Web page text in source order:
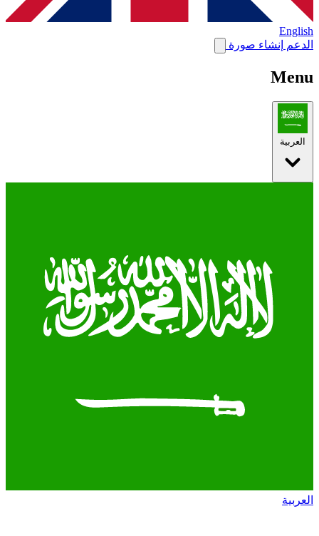
English
الدعم
إنشاء صورة
Menu
العربية
العربية